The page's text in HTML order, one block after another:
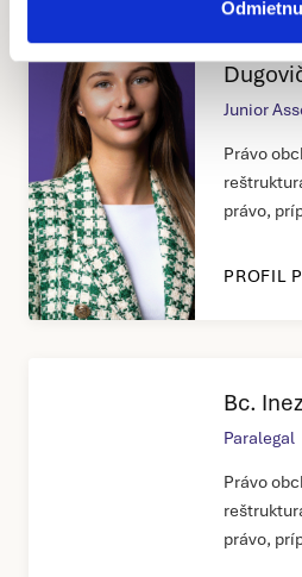
Mgr.
Junior
Právo
právo,
PROFIL
Bc.
Paralegal
Právo
právo,